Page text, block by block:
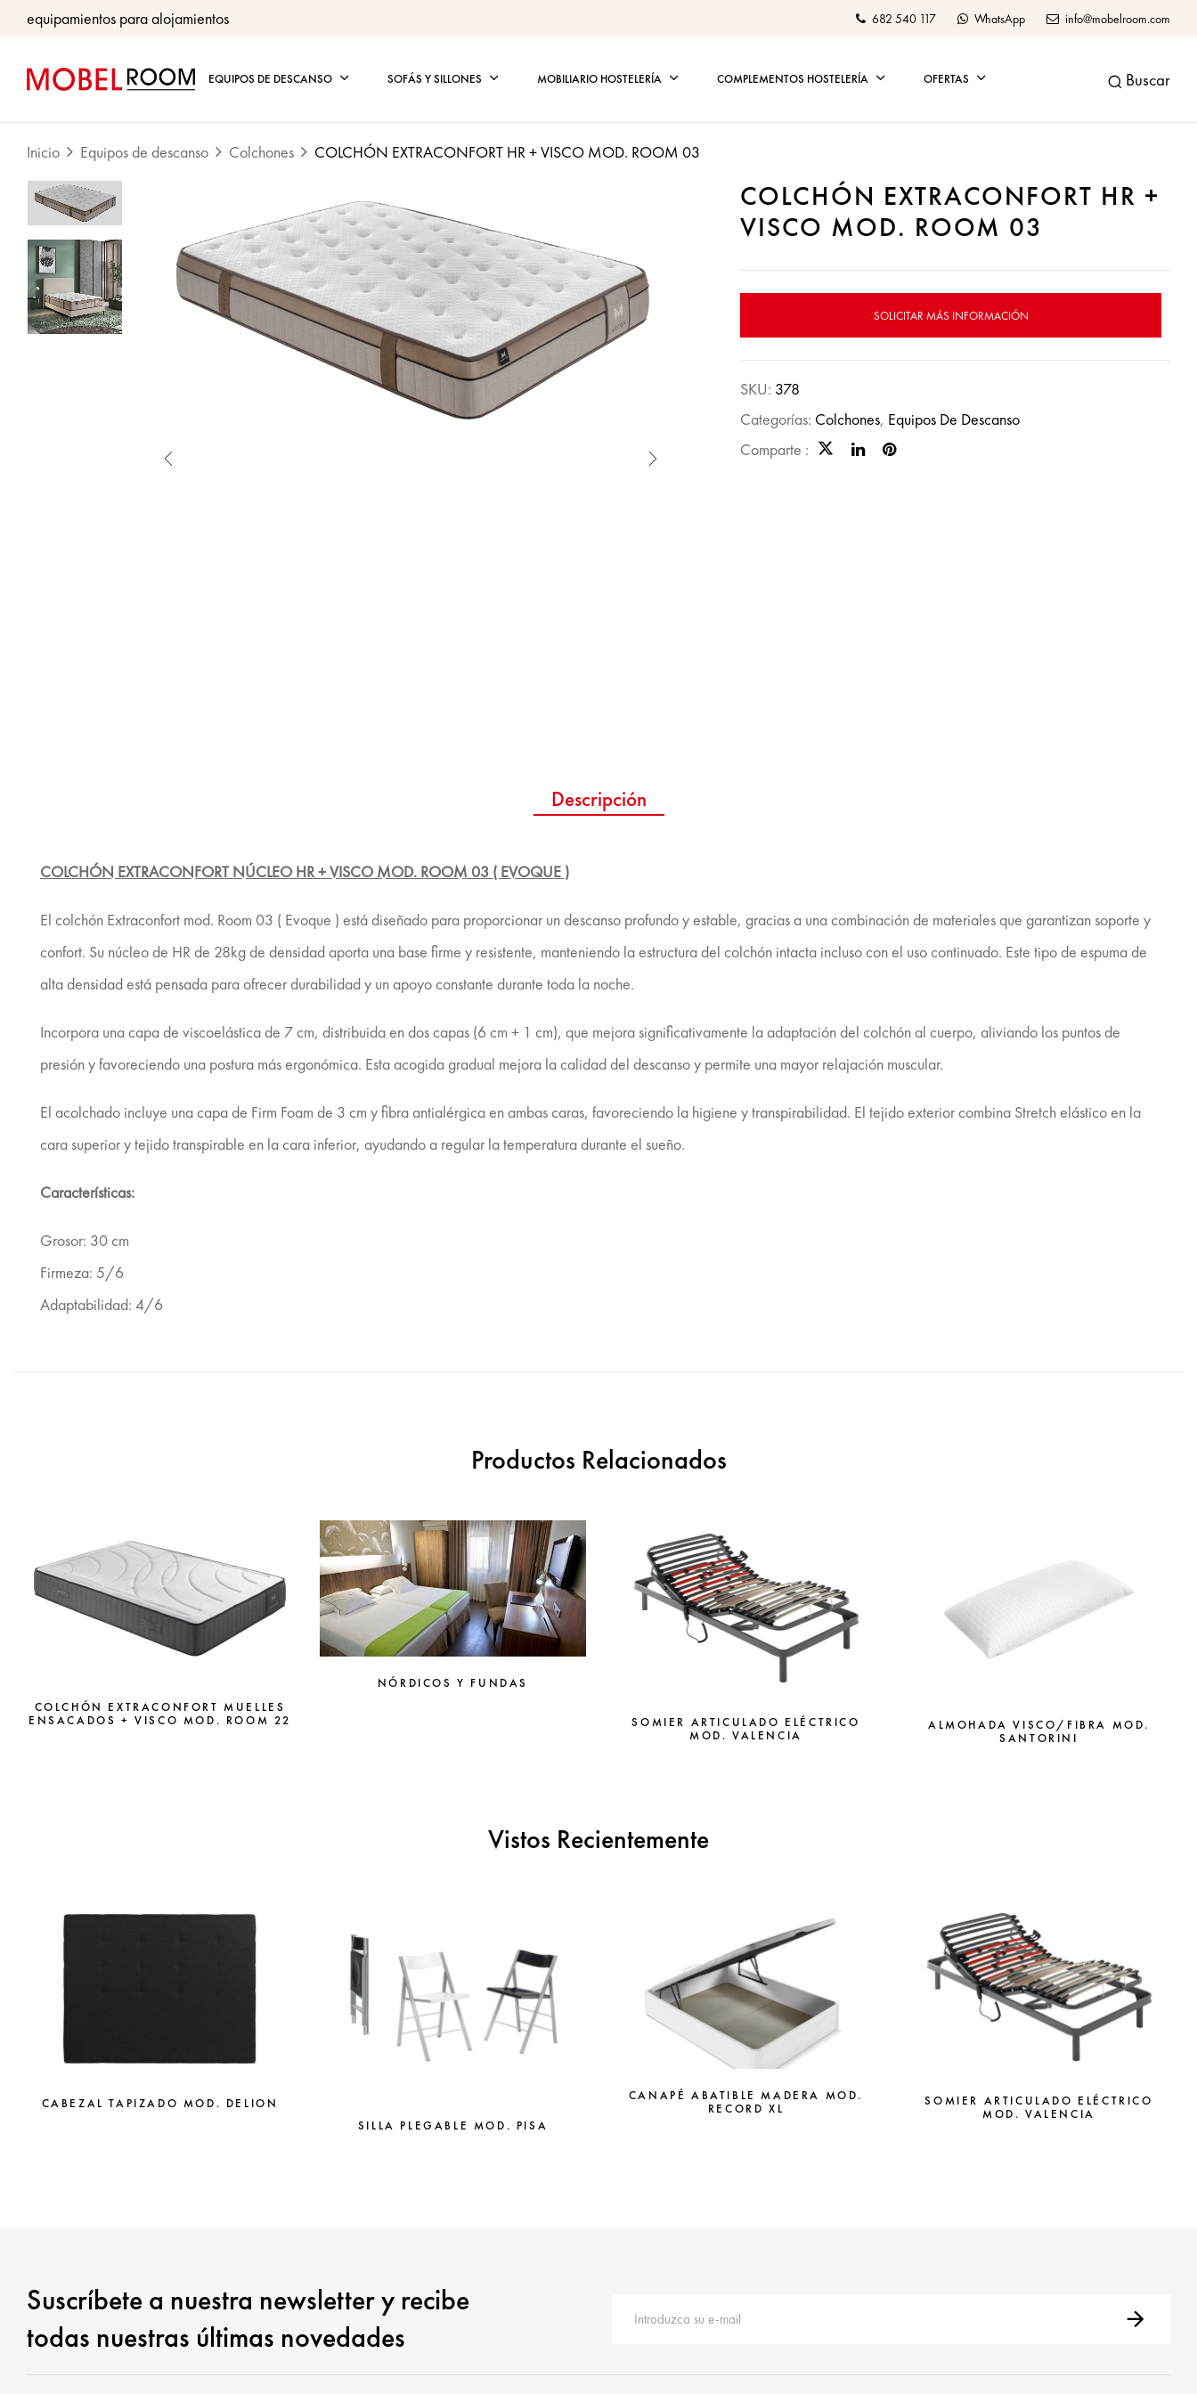
equipamientos para alojamientos 682 540 117 WhatsApp info@mobelroom.com
EQUIPOS DE DESCANSO SOFÁS Y SILLONES MOBILIARIO HOSTELERÍA COMPLEMENTOS HOSTELERÍA OFERTAS Buscar
Inicio Equipos de descanso Colchones COLCHÓN EXTRACONFORT HR + VISCO MOD. ROOM 03
COLCHÓN EXTRACONFORT HR +
VISCO MOD. ROOM 03
SOLICITAR MÁS INFORMACIÓN
SKU: 378
Categorías: Colchones, Equipos De Descanso
Comparte :
Descripción
COLCHÓN EXTRACONFORT NÚCLEO HR + VISCO MOD. ROOM 03 ( EVOQUE )
El colchón Extraconfort mod. Room 03 ( Evoque ) está diseñado para proporcionar un descanso profundo y estable, gracias a una combinación de materiales que garantizan soporte y
confort. Su núcleo de HR de 28kg de densidad aporta una base firme y resistente, manteniendo la estructura del colchón intacta incluso con el uso continuado. Este tipo de espuma de
alta densidad está pensada para ofrecer durabilidad y un apoyo constante durante toda la noche.
Incorpora una capa de viscoelástica de 7 cm, distribuida en dos capas (6 cm + 1 cm), que mejora significativamente la adaptación del colchón al cuerpo, aliviando los puntos de
presión y favoreciendo una postura más ergonómica. Esta acogida gradual mejora la calidad del descanso y permite una mayor relajación muscular.
El acolchado incluye una capa de Firm Foam de 3 cm y fibra antialérgica en ambas caras, favoreciendo la higiene y transpirabilidad. El tejido exterior combina Stretch elástico en la
cara superior y tejido transpirable en la cara inferior, ayudando a regular la temperatura durante el sueño.
Características:
Grosor: 30 cm
Firmeza: 5/6
Adaptabilidad: 4/6
Productos Relacionados
COLCHÓN EXTRACONFORT MUELLES
ENSACADOS + VISCO MOD. ROOM 22
NÓRDICOS Y FUNDAS
SOMIER ARTICULADO ELÉCTRICO
MOD. VALENCIA
ALMOHADA VISCO/FIBRA MOD.
SANTORINI
Vistos Recientemente
CABEZAL TAPIZADO MOD. DELION
SILLA PLEGABLE MOD. PISA
CANAPÉ ABATIBLE MADERA MOD.
RECORD XL
SOMIER ARTICULADO ELÉCTRICO
MOD. VALENCIA
Suscríbete a nuestra newsletter y recibe
todas nuestras últimas novedades